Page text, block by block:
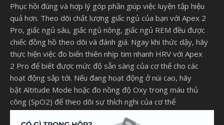
Phục hồi đúng và hợp lý góp phần giúp việc luyện tập hiệu
quả hơn. Theo dõi chất lượng giấc ngủ của bạn với Apex 2
Pro, giấc ngủ sâu, giấc ngủ nông, giấc ngủ REM đều được
chiếc đồng hồ theo dõi và đánh giá. Ngay khi thức dậy, hãy
thực hiện việc đo biến thiên nhịp tim nhanh HRV với Apex
2 Pro để biết được mức độ sẵn sàng của cơ thể cho các
hoạt động sắp tới. Nếu đang hoạt động ở núi cao, hãy
bật Altitude Mode hoặc đo nồng độ Oxy trong máu thủ
công (SpO2) để theo dõi sự thích nghi của cơ thể